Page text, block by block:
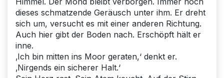
dieses schmatzende Geräusch unter ihm. Er dreht
sich um, versucht es mit einer anderen Richtung.
Auch hier gibt der Boden nach. Erschöpft hält er
inne.
‚Ich bin mitten ins Moor geraten,‘ denkt er.
‚Nirgends ein sicherer Halt.‘